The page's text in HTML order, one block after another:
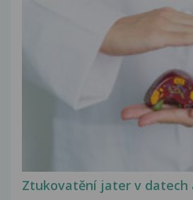
Ztukovatění jater v datech